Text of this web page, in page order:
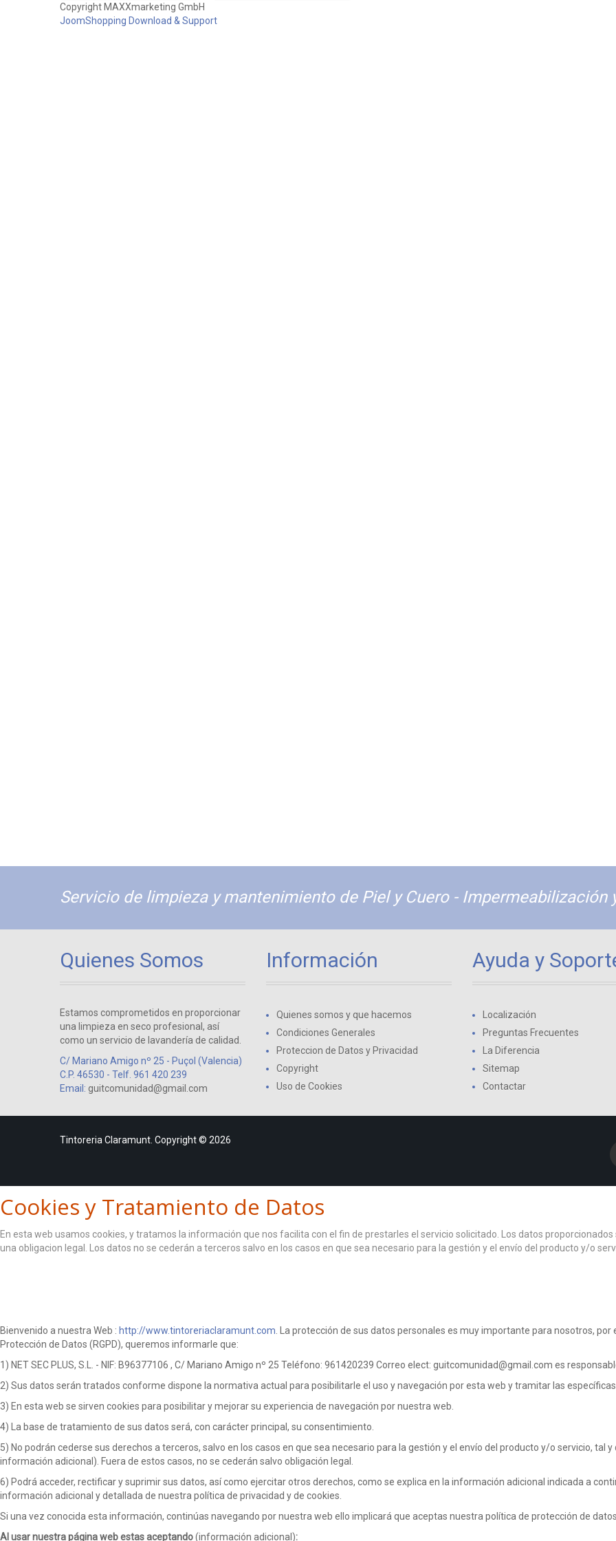
Copyright MAXXmarketing GmbH
JoomShopping Download & Support
Servicio de limpieza y mantenimiento de Piel y Cuero - Impermeabilización
Quienes Somos
Estamos comprometidos en proporcionar
una limpieza en seco profesional, así
como un servicio de lavandería de calidad.
C/ Mariano Amigo nº 25 - Puçol (Valencia)
C.P. 46530 - Telf. 961 420 239
Email: guitcomunidad@gmail.com
Información
Quienes somos y que hacemos
Condiciones Generales
Proteccion de Datos y Privacidad
Copyright
Uso de Cookies
Ayuda y
Localización
Preguntas Frecuentes
La Diferencia
Sitemap
Contactar
Tintoreria Claramunt. Copyright © 2026
Cookies y Tratamiento de Datos
En esta web usamos cookies, y tratamos la información que nos facilita con el fin de prestarles el servicio solicitado. Los datos
una obligacion legal. Los datos no se cederán a terceros salvo en los casos en que sea necesario para la gestión y el envío del producto y/o
Bienvenido a nuestra Web : http://www.tintoreriaclaramunt.com . La protección de sus datos personales es muy importante para nosotros,
Protección de Datos (RGPD), queremos informarle que:
1) NET SEC PLUS, S.L. - NIF: B96377106 , C/ Mariano Amigo nº 25 Teléfono: 961420239 Correo elect: guitcomunidad@gmail.com es
2) Sus datos serán tratados conforme dispone la normativa actual para posibilitarle el uso y navegación por esta web y tramitar las
3) En esta web se sirven cookies para posibilitar y mejorar su experiencia de navegación por nuestra web.
4) La base de tratamiento de sus datos será, con carácter principal, su consentimiento.
5) No podrán cederse sus derechos a terceros, salvo en los casos en que sea necesario para la gestión y el envío del producto y/o servicio,
información adicional). Fuera de estos casos, no se cederán salvo obligación legal.
6) Podrá acceder, rectificar y suprimir sus datos, así como ejercitar otros derechos, como se explica en la información adicional indicada a
información adicional y detallada de nuestra política de privacidad y de cookies.
Si una vez conocida esta información, continúas navegando por nuestra web ello implicará que aceptas nuestra política de protección de
Al usar nuestra página web estas aceptando(información adicional):